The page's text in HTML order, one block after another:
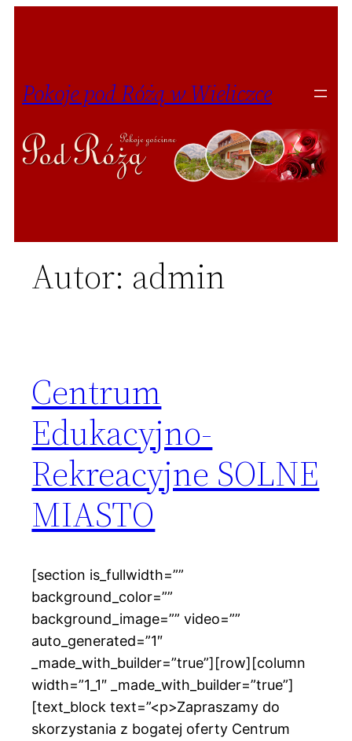
Pokoje pod Różą w Wieliczce
Autor: admin
Centrum
Edukacyjno-
Rekreacyjne SOLNE
MIASTO
[section is_fullwidth=””
background_color=””
background_image=”” video=””
auto_generated=”1″
_made_with_builder=”true”][row][column
width=”1_1″ _made_with_builder=”true”]
[text_block text=”<p>Zapraszamy do
skorzystania z bogatej oferty Centrum